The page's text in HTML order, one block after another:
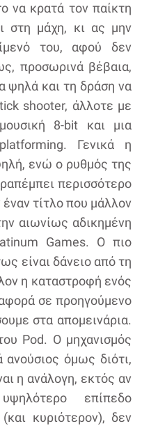
να κρατά τον παίκτη
στη μάχη, κι ας μην
του, αφού δεν
προσωρινά βέβαια,
ψηλά και τη δράση να
shooter, άλλοτε με
8-bit και μια
Γενικά η
ενώ ο ρυθμός της
περισσότερο
τίτλο που μάλλον
αιωνίως αδικημένη
Games. Ο πιο
είναι δάνειο από τη
η καταστροφή ενός
σε προηγούμενο
στα απομεινάρια.
Pod. Ο μηχανισμός
ανούσιος όμως διότι,
η ανάλογη, εκτός αν
επίπεδο
κυριότερον), δεν